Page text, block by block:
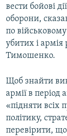
вести бойові
оборони,
по
убитих і армія
Тимошенко.
Щоб знайти
армії в період
«підняти всіх
політику,
перевірити,